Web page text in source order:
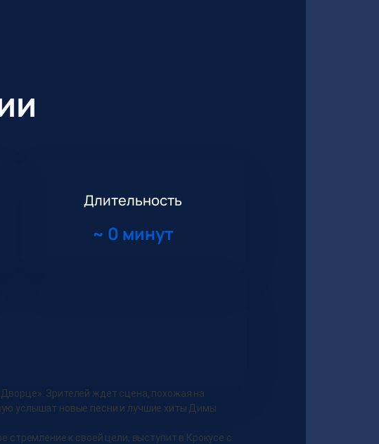
Длительность
~ 0 минут
Зрителей ждет сцена, похожая на
услышат новые песни и лучшие хиты Димы
стремление к своей цели, выступит в Крокусе с